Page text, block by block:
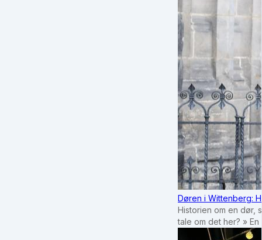
Døren i Wittenberg:
Historien om en dør,
tale om det her? »